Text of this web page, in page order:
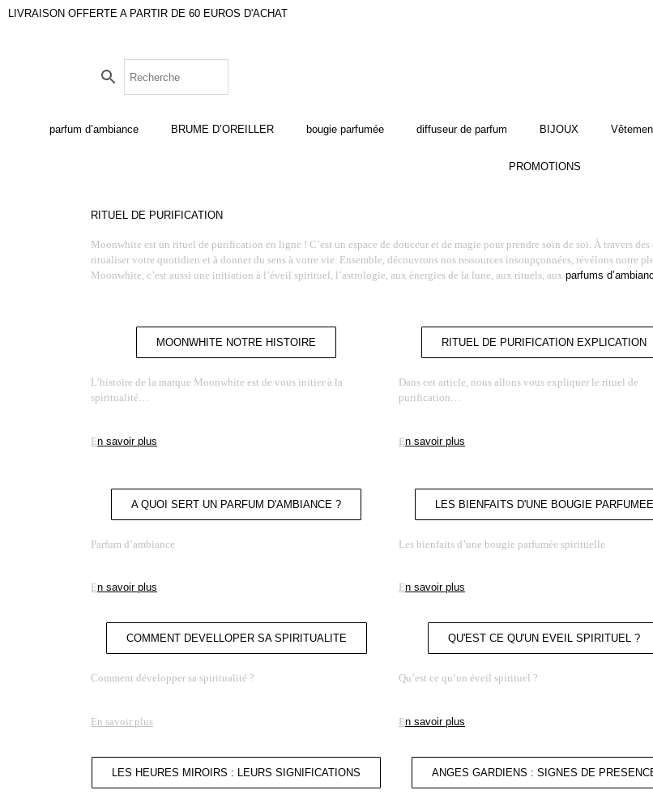
LIVRAISON OFFERTE A PARTIR DE 60 EUROS D'ACHAT
parfum d’ambiance BRUME D’OREILLER bougie parfumée diffuseur de parfum BIJOUX
PROMOTIONS
RITUEL DE PURIFICATION
Moonwhite est un rituel de purification en ligne ! C’est un espace de douceur et de magie pour prendre soin de soi. À travers
ritualiser votre quotidien et à donner du sens à votre vie. Ensemble, découvrons nos ressources insoupçonnées, révélons notre
Moonwhite, c’est aussi une initiation à l’éveil spirituel, l’astrologie, aux énergies de la lune, aux rituels, aux parfums
MOONWHITE NOTRE HISTOIRE
L’histoire de la marque Moonwhite est de vous initier à la
spiritualité…
En savoir plus
RITUEL DE PURIFICATION EXPLICATION
Dans cet article, nous allons vous expliquer le rituel de
purification…
En savoir plus
A QUOI SERT UN PARFUM D'AMBIANCE ?
Parfum d’ambiance
En savoir plus
LES BIENFAITS D'UNE BOUGIE PARFUMEE
Les bienfaits d’une bougie parfumée spirituelle
En savoir plus
COMMENT DEVELLOPER SA SPIRITUALITE
Comment développer sa spiritualité ?
En savoir plus
QU'EST CE QU'UN EVEIL SPIRITUEL ?
Qu’est ce qu’un éveil spirituel ?
En savoir plus
LES HEURES MIROIRS : LEURS SIGNIFICATIONS ANGES GARDIENS : SIGNES DE